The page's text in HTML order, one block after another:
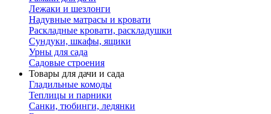
Лежаки и шезлонги
Надувные матрасы и кровати
Раскладные кровати, раскладушки
Сундуки, шкафы, ящики
Урны для сада
Садовые строения
Товары для дачи и сада
Гладильные комоды
Теплицы и парники
Санки, тюбинги, ледянки